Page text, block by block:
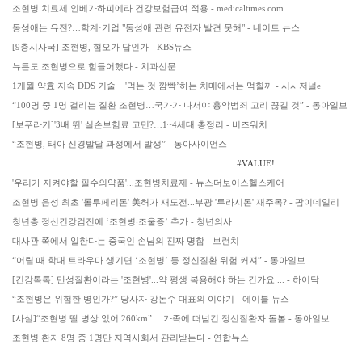
조현병 치료제 인베가하피에라 건강보험급여 적용 - medicaltimes.com
동성애는 유전?…학계·기업 "동성애 관련 유전자 발견 못해" - 네이트 뉴스
[9층시사국] 조현병, 혐오가 답인가 - KBS뉴스
뉴튼도 조현병으로 힘들어했다 - 치과신문
1개월 약효 지속 DDS 기술···'먹는 것 깜빡’하는 치매에서는 먹힐까 - 시사저널e
“100명 중 1명 걸리는 질환 조현병…국가가 나서야 흉악범죄 고리 끊길 것” - 동아일보
[보푸라기]'3배 뛴' 실손보험료 고민?…1~4세대 총정리 - 비즈워치
“조현병, 태아 신경발달 과정에서 발생” - 동아사이언스
#VALUE!
'우리가 지켜야할 필수의약품'...조현병치료제 - 뉴스더보이스헬스케어
조현병 음성 최초 '롤루페리돈' 美허가 재도전...부광 '루라시돈' 재주목? - 팜이데일리
청년층 정신건강검진에 ‘조현병‧조울증’ 추가 - 청년의사
대사관 쪽에서 일한다는 중국인 손님의 진짜 명함 - 브런치
“어릴 때 학대 트라우마 생기면 ‘조현병’ 등 정신질환 위험 커져” - 동아일보
[건강톡톡] 만성질환이라는 '조현병'...약 평생 복용해야 하는 건가요 ... - 하이닥
“조현병은 위험한 병인가?” 당사자 강돈수 대표의 이야기 - 에이블 뉴스
[사설]“조현병 딸 병상 없어 260km”… 가족에 떠넘긴 정신질환자 돌봄 - 동아일보
조현병 환자 8명 중 1명만 지역사회서 관리받는다 - 연합뉴스